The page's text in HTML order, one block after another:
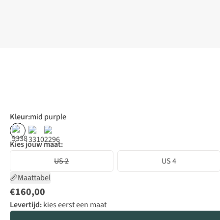
Kleur:mid purple
Kies jouw maat:
US 2
US 4
Maattabel
€160,00
Levertijd:kies eerst een maat